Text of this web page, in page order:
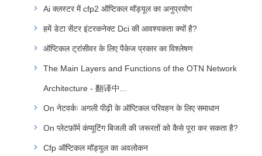
Ai क्लस्टर में cfp2 ऑप्टिकल मॉड्यूल का अनुप्रयोग
हमें डेटा सेंटर इंटरकनेक्ट Dci की आवश्यकता क्यों है?
ऑप्टिकल ट्रांसीवर के लिए पैकेज प्रकार का विश्लेषण
The Main Layers and Functions of the OTN Network
Architecture - 翻译中...
On नेटवर्कः अगली पीढ़ी के ऑप्टिकल परिवहन के लिए समाधान
On प्लेटफ़ॉर्म कंप्यूटिंग बिजली की जरूरतों को कैसे पूरा कर सकता है?
Cfp ऑप्टिकल मॉड्यूल का अवलोकन